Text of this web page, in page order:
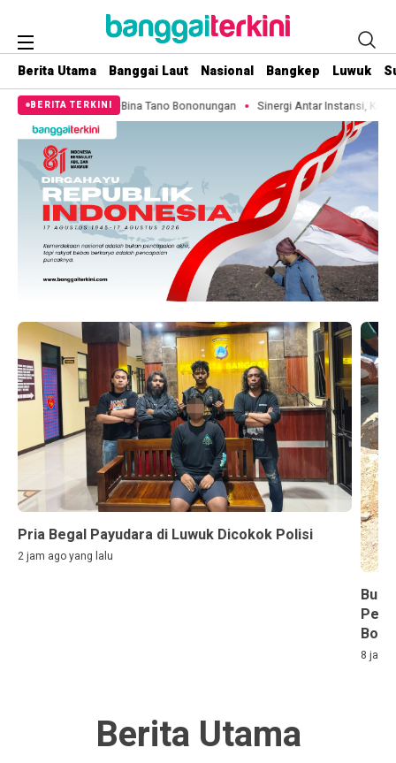
Berita Utama Banggai Laut Nasional Bangkep Luwuk
BERITA TERKINI
Masjid Jami Al-Bina Tano Bononungan Sinergi Antar Instansi, Kepala
Pria Begal Payudara di Luwuk Dicokok Polisi
2 jam ago yang lalu
8 jam
Berita Utama